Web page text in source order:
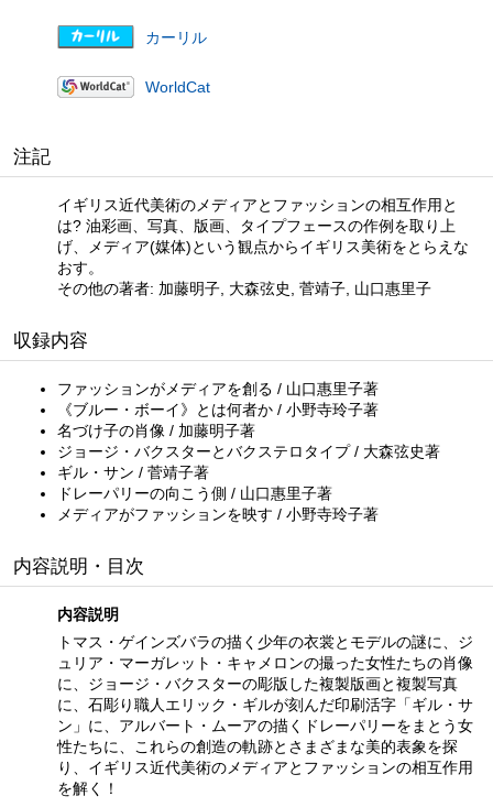
カーリル
WorldCat
注記
イギリス近代美術のメディアとファッションの相互作用と
は? 油彩画、写真、版画、タイプフェースの作例を取り上
げ、メディア(媒体)という観点からイギリス美術をとらえな
おす。
その他の著者: 加藤明子, 大森弦史, 菅靖子, 山口惠里子
収録内容
ファッションがメディアを創る / 山口惠里子著
《ブルー・ボーイ》とは何者か / 小野寺玲子著
名づけ子の肖像 / 加藤明子著
ジョージ・バクスターとバクステロタイプ / 大森弦史著
ギル・サン / 菅靖子著
ドレーパリーの向こう側 / 山口惠里子著
メディアがファッションを映す / 小野寺玲子著
内容説明・目次
内容説明
トマス・ゲインズバラの描く少年の衣裳とモデルの謎に、ジ
ュリア・マーガレット・キャメロンの撮った女性たちの肖像
に、ジョージ・バクスターの彫版した複製版画と複製写真
に、石彫り職人エリック・ギルが刻んだ印刷活字「ギル・サ
ン」に、アルバート・ムーアの描くドレーパリーをまとう女
性たちに、これらの創造の軌跡とさまざまな美的表象を探
り、イギリス近代美術のメディアとファッションの相互作用
を解く！